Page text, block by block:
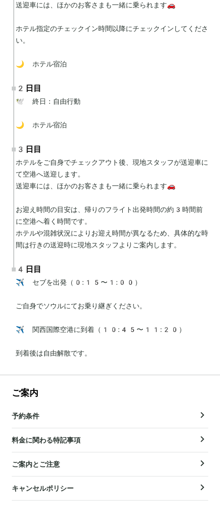
送迎車には、ほかのお客さまも一緒に乗られます🚗
ホテル指定のチェックイン時間以降にチェックインしてくださ
い。
🌙 ホテル宿泊
2日目
🕊 終日：自由行動
🌙 ホテル宿泊
3日目
ホテルをご自身でチェックアウト後、現地スタッフが送迎車に
て空港へ送迎します。
送迎車には、ほかのお客さまも一緒に乗られます🚗
お迎え時間の目安は、帰りのフライト出発時間の約3時間前
に空港へ着く時間です。
ホテルや混雑状況によりお迎え時間が異なるため、具体的な時
間は行きの送迎時に現地スタッフよりご案内します。
4日目
✈️ セブを出発（0:15〜1:00）
ご自身でソウルにてお乗り継ぎください。
✈️ 関西国際空港に到着（10:45〜11:20）
到着後は自由解散です。
ご案内
予約条件
料金に関わる特記事項
ご案内とご注意
キャンセルポリシー